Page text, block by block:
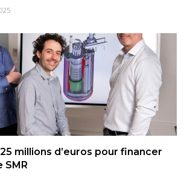
millions d’euros pour financer
SMR